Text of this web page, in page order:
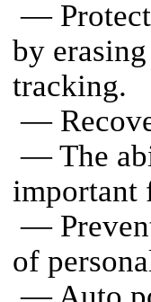
—
by
tracking.
—
— The
important
—
of